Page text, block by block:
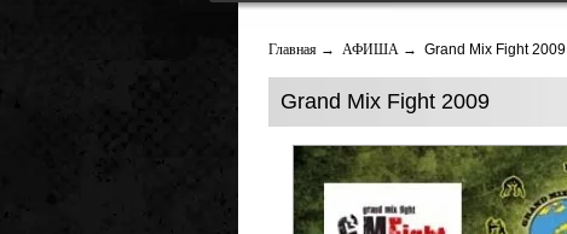
Главная → АФИША → Grand Mix Fight 2009
Grand Mix Fight 2009